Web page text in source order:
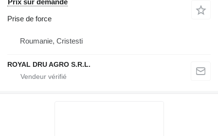
Prix sur demande
Prise de force
Roumanie, Cristesti
ROYAL DRU AGRO S.R.L.